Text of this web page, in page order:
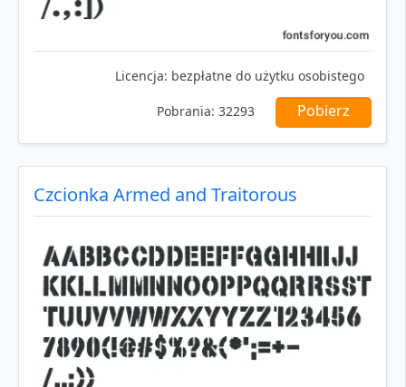
Licencja: bezpłatne do użytku osobistego
Pobrania: 32293 Pobierz
Czcionka Armed and Traitorous